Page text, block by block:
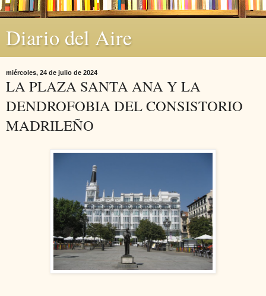
Diario del Aire
miércoles, 24 de julio de 2024
LA PLAZA SANTA ANA Y LA
DENDROFOBIA DEL CONSISTORIO
MADRILEÑO